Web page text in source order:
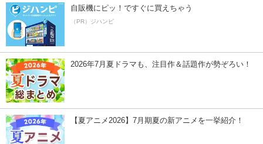
自販機にピッ！ですぐに買えちゃう
（PR）ジハンピ
2026年7月夏ドラマも、注目作＆話題作が勢ぞろい！
【夏アニメ2026】7月期夏の新アニメを一挙紹介！